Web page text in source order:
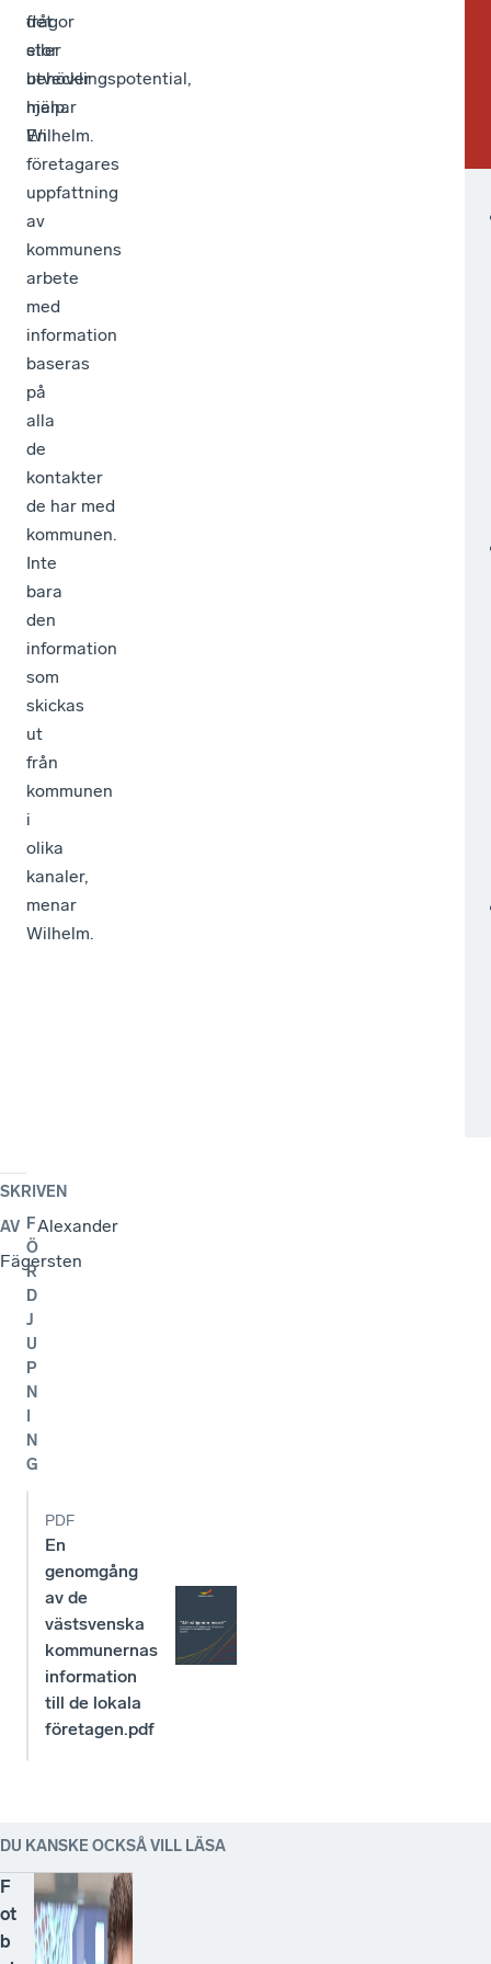
det
stor
utvecklingspotential,
menar
Wilhelm.
frågor
eller
behöver
hjälp.
En
företagares
uppfattning
av
kommunens
arbete
med
information
baseras
på
alla
de
kontakter
de har med
kommunen.
Inte
bara
den
information
som
skickas
ut
från
kommunen
i
olika
kanaler,
menar
Wilhelm.
SKRIVEN
AV
Alexander
Fägersten
F
Ö
R
D
J
U
P
N
N
G
PDF
En
genomgång
av de
västsvenska
kommunernas
information
till de lokala
företagen.pdf
DU KANSKE OCKSÅ VILL LÄSA
F
ot
b